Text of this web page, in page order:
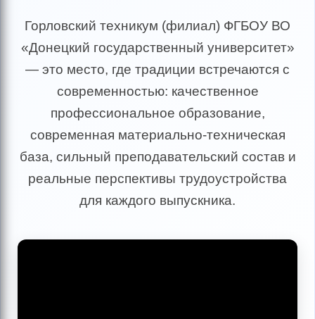
Горловский техникум (филиал) ФГБОУ ВО
«Донецкий государственный университет»
— это место, где традиции встречаются с
современностью: качественное
профессиональное образование,
современная материально-техническая
база, сильный преподавательский состав и
реальные перспективы трудоустройства
для каждого выпускника.